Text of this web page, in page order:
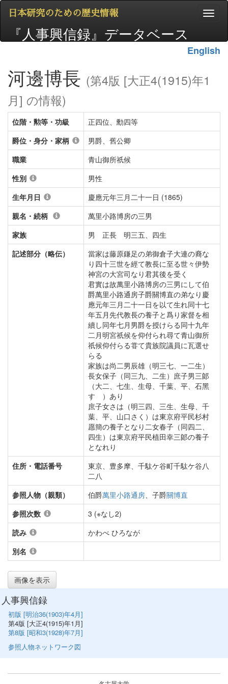
日本研究のための歴史情報
『人事興信録』データベース
English
河邊博長 (第4版 [大正4(1915)年1
月] の情報)
位階・勲等・功級
正四位、勳四等
爵位・身分・家柄
男爵、舊公卿
職業
青山御所祇候
性別
男性
生年月日
慶應元年三月二十一日 (1865)
親名・続柄
萬里小路博房の三男
家族
男 正長 明三五、四生
記述部分（略伝）
當家は藤原鎌足の弟御倉子大連の裔な
り四十三世を經て教長に至る世々伊勢
神宮の大宮司なり君其後を受く
君實は故萬里小路博房の三男にして伯
爵萬里小路通房子爵關博直の弟なり慶
應元年三月二十一日を以て生れ同十七
年五月先代教長の養子と爲り家督を相
續し同年七月男爵を授けらる同十九年
二月明宮祇候を仰付られ尋て青山御所
祇候仰付らる甞て貴族院議員に瓦選せ
らる
家族は尚二男辰雄（明三七、一二生）
長女保子（同三九、二生）庶子男三郞
（大二、七生、生母、千葉、平、石黑
すゝ）あり
庶子女さは（明三四、三生、生母、千
葉、平、山口さく）は東京府平民杉村
愿簡の養子となり二女春子（同四二、
四生）は東京府平民植田幸三郞の養子
となれり
住所・電話番号
東京、豊多摩、千駄ケ谷町千駄ケ谷八
二八
参照人物（親類）
伯爵萬里小路通房、子爵關博直
参照次数
3 (※なし2)
読み
かわべ ひろなが
別名
画像を表示
人事興信録
初版 [明治36(1903)年4月]
第4版 [大正4(1915)年1月]
第8版 [昭和3(1928)年7月]
参照人物ネットワーク図